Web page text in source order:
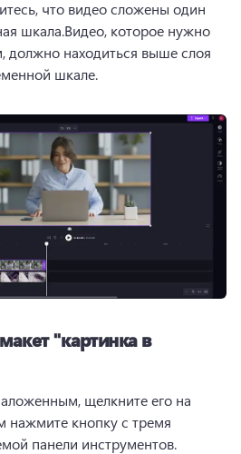
что видео сложены один
шкала.Видео, которое нужно
должно находиться выше слоя
шкале.
"картинка в
щелкните его на
нажмите кнопку с тремя
панели инструментов.